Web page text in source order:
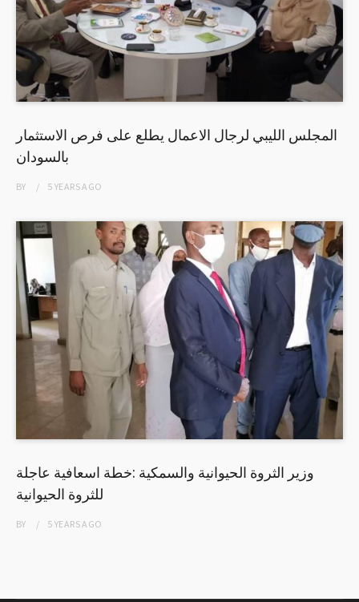
المجلس الليبي لرجال الاعمال يطلع على فرص الاستثمار
بالسودان
BY 5 YEARSAGO
وزير الثروة الحيوانية والسمكية :خطة اسعافية عاجلة
للثروة الحيوانية
BY 5 YEARSAGO